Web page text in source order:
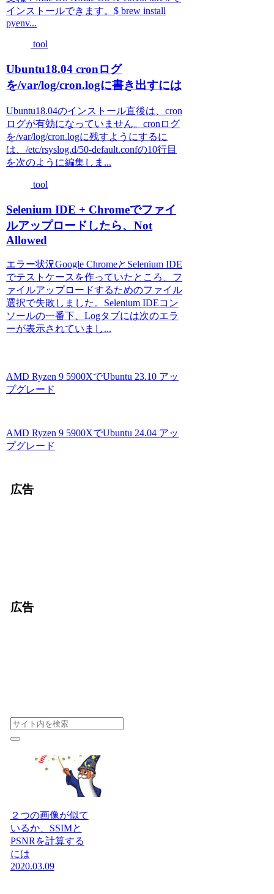
インストールできます。$ brew install
pyenv...
tool
Ubuntu18.04 cronログ
を/var/log/cron.logに書き出すには
Ubuntu18.04のインストール直後は、cron
ログが有効になっていません。cronログ
を/var/log/cron.logに残すようにするに
は、/etc/rsyslog.d/50-default.confの10行目
を次のように編集しま...
tool
Selenium IDE + Chromeでファイ
ルアップロードしたら、Not
Allowed
エラー状況Google ChromeとSelenium IDE
でテストケースを作っていたところ、フ
ァイルアップロードするためのファイル
選択で失敗しました。Selenium IDEコン
ソールの一番下、Logタブには次のエラ
ーが表示されていまし...
AMD Ryzen 9 5900XでUbuntu 23.10 アッ
プグレード
AMD Ryzen 9 5900XでUbuntu 24.04 アッ
プグレード
広告
広告
２つの画像が似て
いるか、SSIMと
PSNRを計算する
には
2020.03.09